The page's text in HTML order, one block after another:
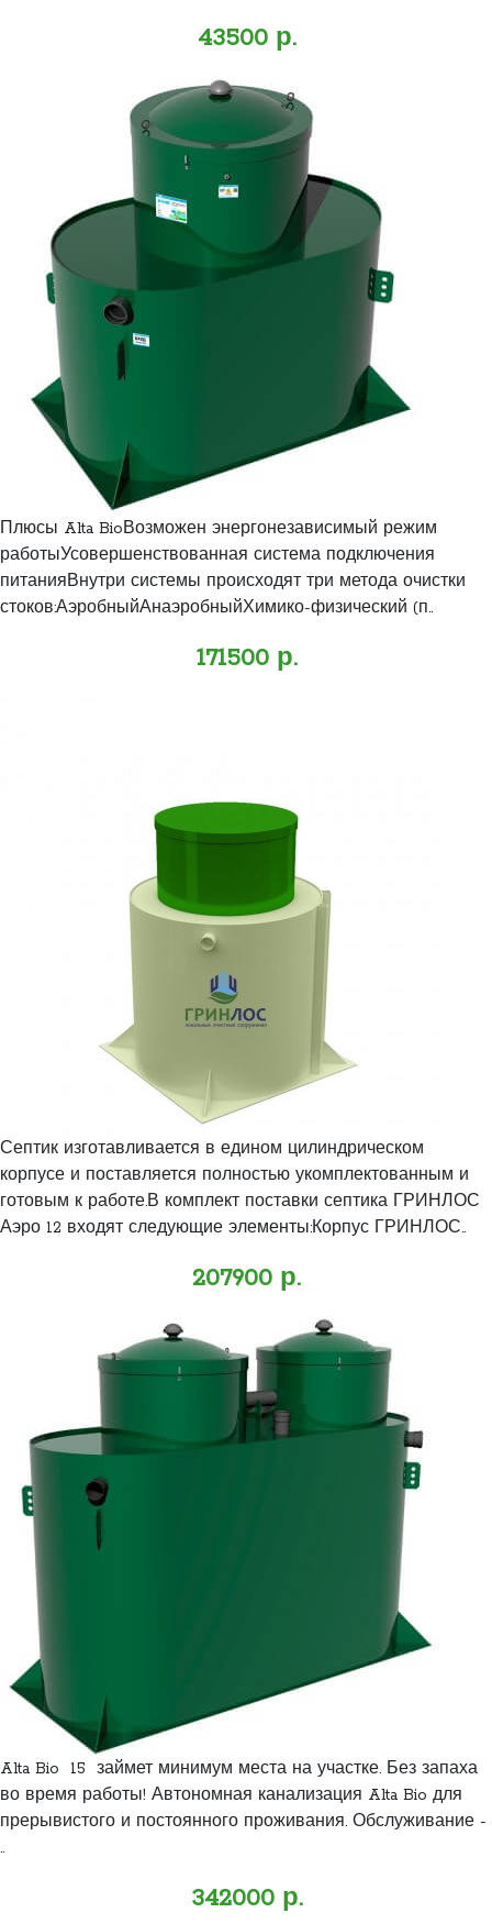
43500 р.
Плюсы Alta BioВозможен энергонезависимый режим
работыУсовершенствованная система подключения
питанияВнутри системы происходят три метода очистки
стоков:АэробныйАнаэробныйХимико-физический (п..
171500 р.
Септик изготавливается в едином цилиндрическом
корпусе и поставляется полностью укомплектованным и
готовым к работе.В комплект поставки септика ГРИНЛОС
Аэро 12 входят следующие элементы:Корпус ГРИНЛОС..
207900 р.
Alta Bio 15 займет минимум места на участке. Без запаха
во время работы! Автономная канализация Alta Bio для
прерывистого и постоянного проживания. Обслуживание -
..
342000 р.